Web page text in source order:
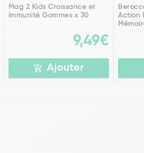
Mag 2 Kids Croissance et
Immunité Gommes x 30
9,49€
Ajouter
Action